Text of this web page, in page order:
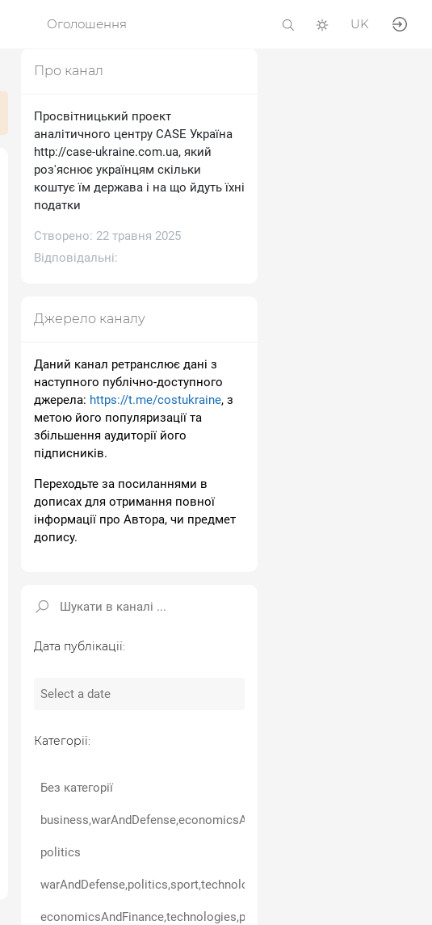
Оголошення UK
Про канал
Просвітницький проект
аналітичного центру CASE Україна
http://case-ukraine.com.ua, який
роз'яснює українцям скільки
коштує їм держава і на що йдуть їхні
податки
Створено: 22 травня 2025
Відповідальні:
Джерело каналу
Даний канал ретранслює дані з
наступного публічно-доступного
джерела: https://t.me/costukraine, з
метою його популяризації та
збільшення аудиторії його
підписників.
Переходьте за посиланнями в
дописах для отримання повної
інформації про Автора, чи предмет
допису.
Дата публікації:
Категорії:
Без категорії
politics
warAndDefense,politics,sport,technologies